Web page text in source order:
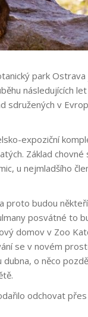
park
následujících
sdružených v
expoziční
Základ
u nejmladšího
proto budou
posvátné to
domov v Zoo
se v novém
o něco
odchovat